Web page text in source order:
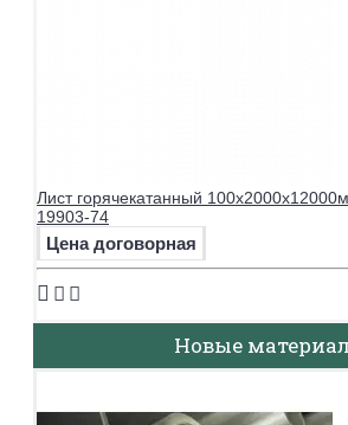
Лист горячекатанный
19903-74
Цена договорная
Новые